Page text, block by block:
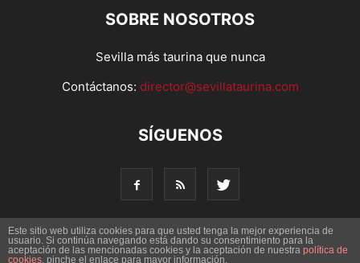
SOBRE NOSOTROS
Sevilla más taurina que nunca
Contáctanos: director@sevillataurina.com
SÍGUENOS
© Copyright 2016 - Sevilla Taurina. Todos los derechos
Este sitio web utiliza cookies para que usted tenga la mejor experiencia de
usuario. Si continúa navegando está dando su consentimiento para la
aceptación de las mencionadas cookies y la aceptación de nuestra política de
cookies, pinche el enlace para mayor información.